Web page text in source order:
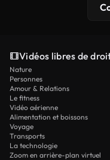
Vidéos libres de
Nature
Personnes
Amour & Relations
Le fitness
Vidéo aérienne
Alimentation et boissons
Voyage
Transports
La technologie
Zoom en arrière-plan virtuel